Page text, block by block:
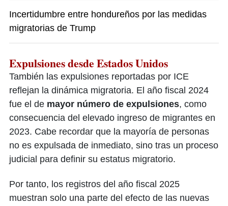
Incertidumbre entre hondureños por las medidas
migratorias de Trump
Expulsiones desde Estados Unidos
También las expulsiones reportadas por ICE
reflejan la dinámica migratoria. El año fiscal 2024
fue el de mayor número de expulsiones, como
consecuencia del elevado ingreso de migrantes en
2023. Cabe recordar que la mayoría de personas
no es expulsada de inmediato, sino tras un proceso
judicial para definir su estatus migratorio.
Por tanto, los registros del año fiscal 2025
muestran solo una parte del efecto de las nuevas